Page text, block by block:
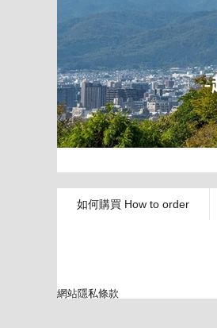
如何購買 How to order
網站隱私條款